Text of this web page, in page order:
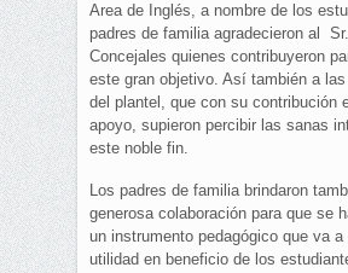
Area de Inglés, a nombre de los
padres de familia agradecieron al
Concejales quienes contribuyeron
este gran objetivo. Así también a las
del plantel, que con su contribución
apoyo, supieron percibir las sanas
este noble fin.
Los padres de familia brindaron
generosa colaboración para que se
un instrumento pedagógico que va
utilidad en beneficio de los